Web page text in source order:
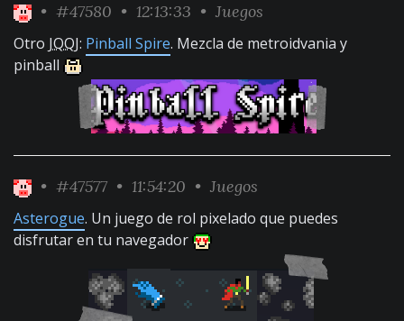
• #47580 • 12:13:33 • Juegos
Otro JQQJ: Pinball Spire. Mezcla de metroidvania y
pinball
• #47577 • 11:54:20 • Juegos
Asterogue. Un juego de rol pixelado que puedes
disfrutar en tu navegador